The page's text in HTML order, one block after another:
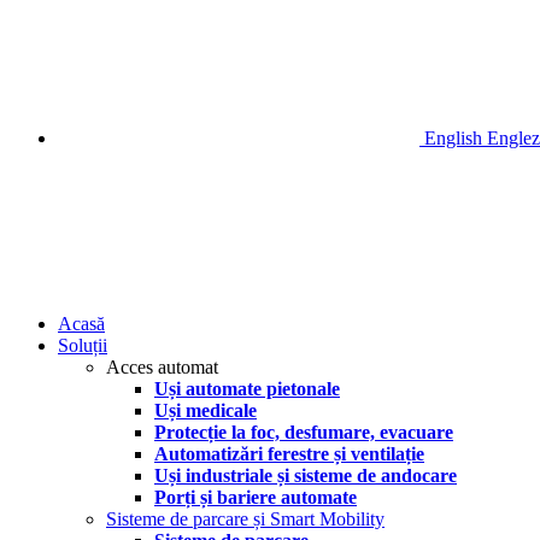
English
Acasă
Soluții
Acces automat
Uși automate pietonale
Uși medicale
Protecție la foc, desfumare, evacuare
Automatizări ferestre și ventilație
Uși industriale și sisteme de andocare
Porți și bariere automate
Sisteme de parcare și Smart Mobility